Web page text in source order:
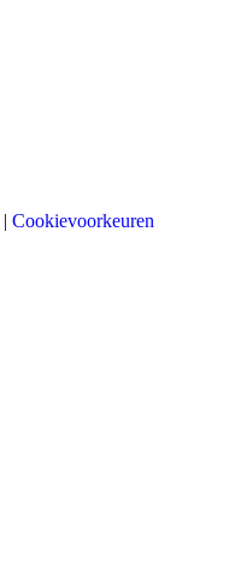
| Cookievoorkeuren